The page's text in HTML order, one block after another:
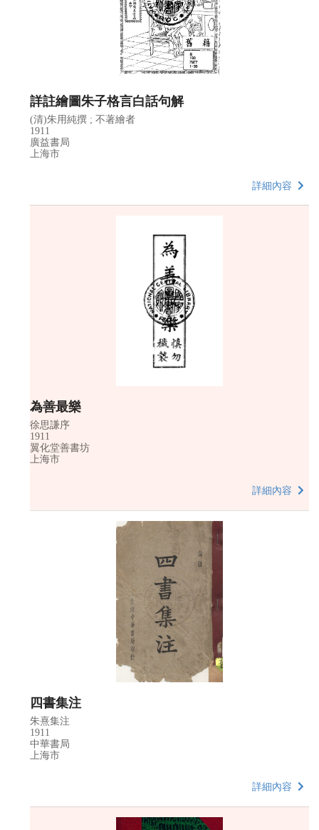
詳註繪圖朱子格言白話句解
(清)朱用純撰 ; 不著繪者
1911
廣益書局
上海市
詳細內容
為善最樂
徐思謙序
1911
翼化堂善書坊
上海市
詳細內容
四書集注
朱熹集注
1911
中華書局
上海市
詳細內容